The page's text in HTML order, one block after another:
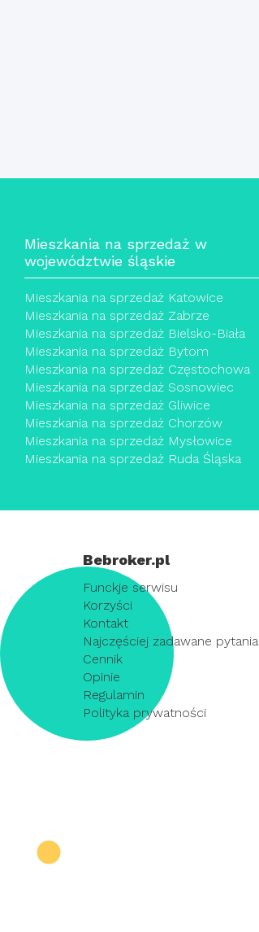
Mieszkania na sprzedaż w
województwie śląskie
Mieszkania na sprzedaż Katowice
Mieszkania na sprzedaż Zabrze
Mieszkania na sprzedaż Bielsko-Biała
Mieszkania na sprzedaż Bytom
Mieszkania na sprzedaż Częstochowa
Mieszkania na sprzedaż Sosnowiec
Mieszkania na sprzedaż Gliwice
Mieszkania na sprzedaż Chorzów
Mieszkania na sprzedaż Mysłowice
Mieszkania na sprzedaż Ruda Śląska
Bebroker.pl
Funckje serwisu
Korzyści
Kontakt
Najczęściej zadawane pytania
Cennik
Opinie
Regulamin
Polityka prywatności